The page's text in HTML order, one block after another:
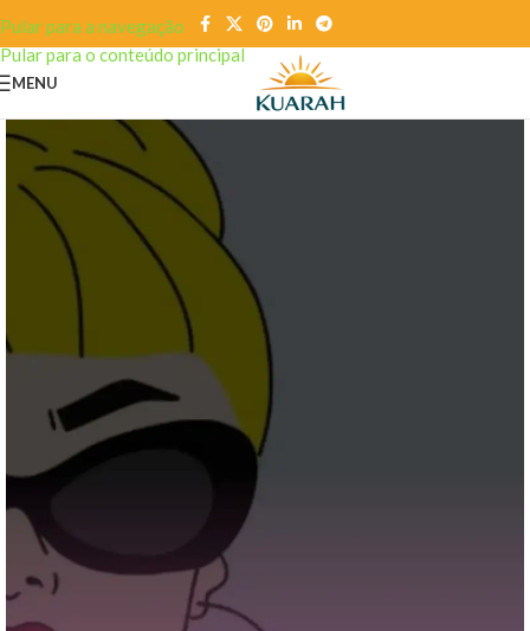
Pular para a navegação
Pular para o conteúdo principal
MENU